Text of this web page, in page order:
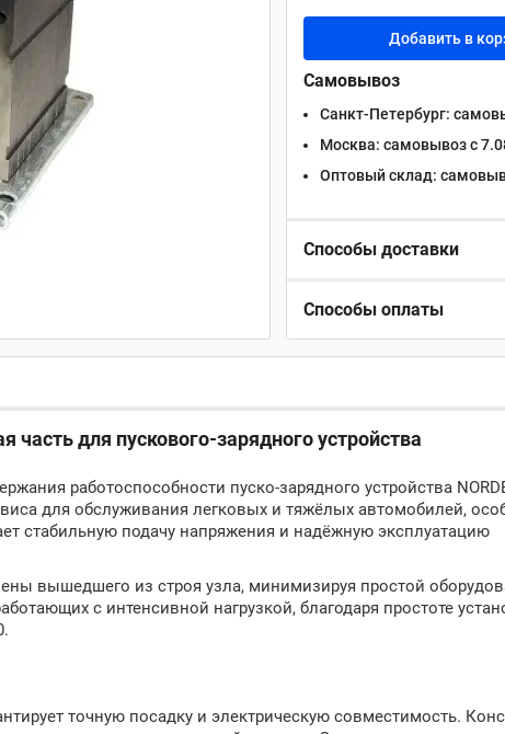
Добавить в
Самовывоз
Санкт-Петербург:
Москва: самовывоз с
Оптовый склад:
Способы доставки
Способы оплаты
часть для пускового-зарядного устройства
работоспособности пуско‑зарядного устройства
для обслуживания легковых и тяжёлых автомобилей,
стабильную подачу напряжения и надёжную эксплуатацию
вышедшего из строя узла, минимизируя простой
с интенсивной нагрузкой, благодаря простоте
точную посадку и электрическую совместимость.